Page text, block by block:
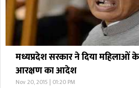
मध्यप्रदेश सरकार ने दिया महिलाओं
आरक्षण का आदेश
Nov 20, 2015 | 01:20 PM